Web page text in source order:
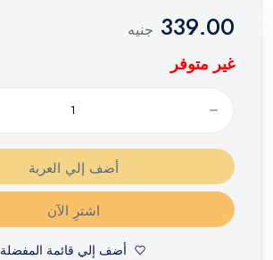
339.00 جنيه
غير متوفر
أضف إلي العربة
اشترِ الآن
أضف إلي قائمة المفضلة